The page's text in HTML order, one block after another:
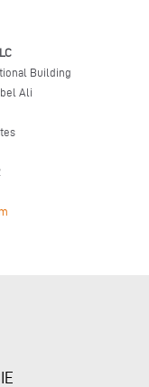
Building
Ali